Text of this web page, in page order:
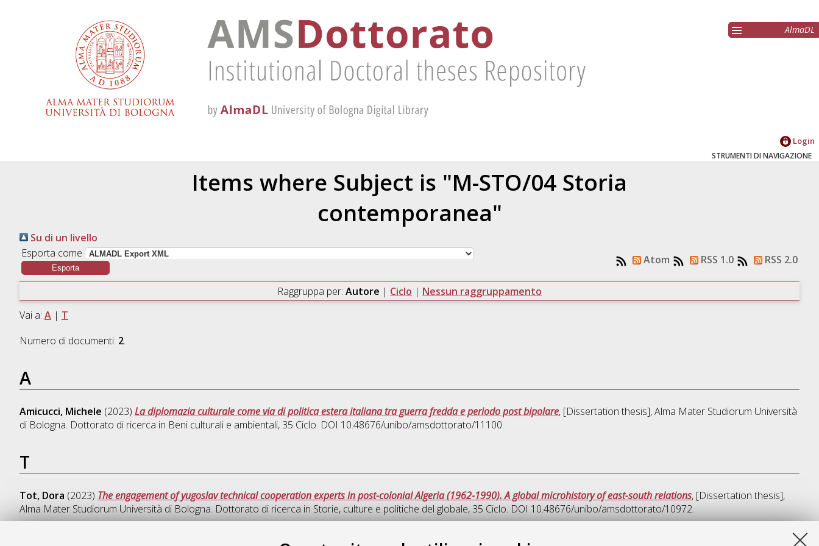
AlmaDL
Login
STRUMENTI DI NAVIGAZIONE
Items where Subject is "M-STO/04 Storia
contemporanea"
Su di un livello
Esporta come
Atom RSS 1.0 RSS 2.0
Raggruppa per: Autore | Ciclo | Nessun raggruppamento
Vai a: A| T
Numero di documenti: 2.
A
Amicucci, Michele (2023) La diplomazia culturale come via di politica estera italiana tra guerra fredda e periodo post bipolare, [Dissertation thesis], Alma Mater Studiorum Università
di Bologna. Dottorato di ricerca in Beni culturali e ambientali, 35 Ciclo. DOI 10.48676/unibo/amsdottorato/11100.
T
Tot, Dora (2023) The engagement of yugoslav technical cooperation experts in post-colonial Algeria (1962-1990). A global microhistory of east-south relations, [Dissertation thesis],
Alma Mater Studiorum Università di Bologna. Dottorato di ricerca in Storie, culture e politiche del globale, 35 Ciclo. DOI 10.48676/unibo/amsdottorato/10972.
Questa lista e' stata generata il Wed Aug 5 20:33:32 2026 CEST.